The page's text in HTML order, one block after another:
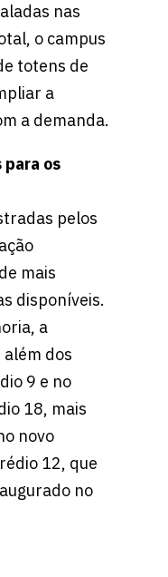
nas
o campus
totens de
a
a demanda.
os
pelos
mais
disponíveis.
a
dos
9 e no
18, mais
novo
12, que
no